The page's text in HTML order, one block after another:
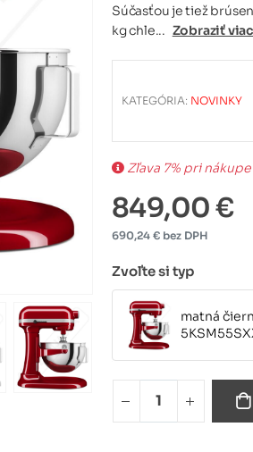
Súčasťou je tiež
kg chle... Zobraziť viac
KATEGÓRIA: NOVINKY
Zľava 7% pri
849,00 €
690,24 € bez DPH
Zvoľte si typ
matná
strieborná